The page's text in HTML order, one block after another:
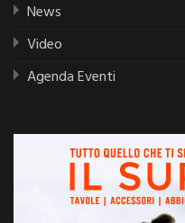
News
Video
Agenda Eventi